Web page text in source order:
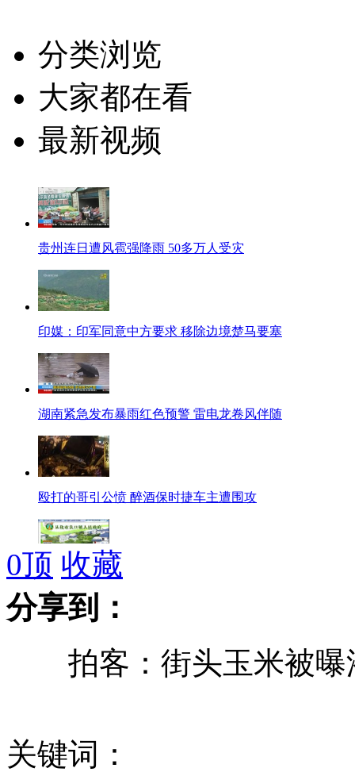
分类浏览
大家都在看
最新视频
贵州连日遭风雹强降雨 50多万人受灾
印媒：印军同意中方要求 移除边境楚马要塞
湖南紧急发布暴雨红色预警 雷电龙卷风伴随
殴打的哥引公愤 醉酒保时捷车主遭围攻
贫困镇年接待费超百万 官方称“买土特产”
饭店女服务员被同事杀害 死前曾发生性行为
车祸私了不成便打人 男子叫嚣"这是我的地盘"
0顶 收藏
分享到：
拍客：街头玉米被曝
关键词：